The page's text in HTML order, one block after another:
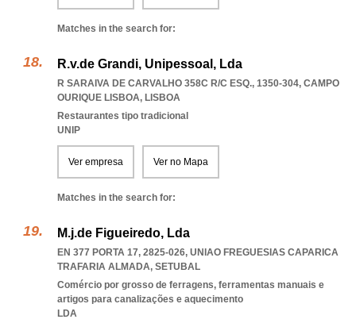
Matches in the search for:
R.v.de Grandi, Unipessoal, Lda
R SARAIVA DE CARVALHO 358C R/C ESQ., 1350-304, CAMPO
OURIQUE LISBOA, LISBOA
Restaurantes tipo tradicional
UNIP
Ver empresa Ver no Mapa
Matches in the search for:
M.j.de Figueiredo, Lda
EN 377 PORTA 17, 2825-026, UNIAO FREGUESIAS CAPARICA
TRAFARIA ALMADA, SETUBAL
Comércio por grosso de ferragens, ferramentas manuais e
artigos para canalizações e aquecimento
LDA